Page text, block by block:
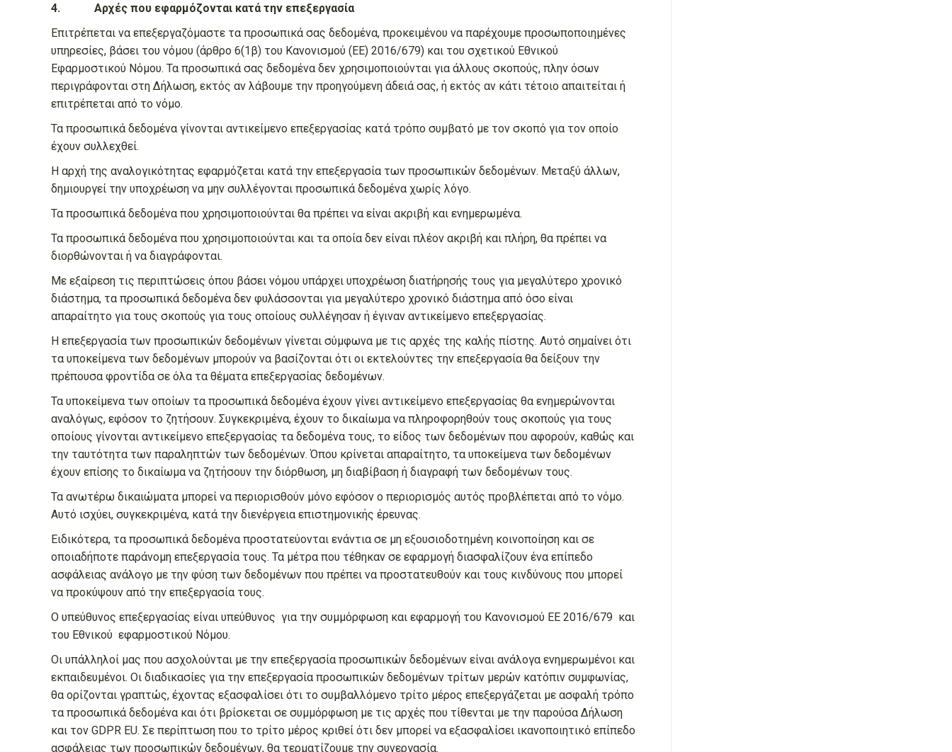
4. Αρχές που εφαρμόζονται κατά την επεξεργασία
Επιτρέπεται να επεξεργαζόμαστε τα προσωπικά σας δεδομένα, προκειμένου να παρέχουμε προσωποποιημένες
υπηρεσίες, βάσει του νόμου (άρθρο 6(1β) του Κανονισμού (ΕΕ) 2016/679) και του σχετικού Εθνικού
Εφαρμοστικού Νόμου. Τα προσωπικά σας δεδομένα δεν χρησιμοποιούνται για άλλους σκοπούς, πλην όσων
περιγράφονται στη Δήλωση, εκτός αν λάβουμε την προηγούμενη άδειά σας, ή εκτός αν κάτι τέτοιο απαιτείται ή
επιτρέπεται από το νόμο.
Τα προσωπικά δεδομένα γίνονται αντικείμενο επεξεργασίας κατά τρόπο συμβατό με τον σκοπό για τον οποίο
έχουν συλλεχθεί.
Η αρχή της αναλογικότητας εφαρμόζεται κατά την επεξεργασία των προσωπικών δεδομένων. Μεταξύ άλλων,
δημιουργεί την υποχρέωση να μην συλλέγονται προσωπικά δεδομένα χωρίς λόγο.
Τα προσωπικά δεδομένα που χρησιμοποιούνται θα πρέπει να είναι ακριβή και ενημερωμένα.
Τα προσωπικά δεδομένα που χρησιμοποιούνται και τα οποία δεν είναι πλέον ακριβή και πλήρη, θα πρέπει να
διορθώνονται ή να διαγράφονται.
Με εξαίρεση τις περιπτώσεις όπου βάσει νόμου υπάρχει υποχρέωση διατήρησής τους για μεγαλύτερο χρονικό
διάστημα, τα προσωπικά δεδομένα δεν φυλάσσονται για μεγαλύτερο χρονικό διάστημα από όσο είναι
απαραίτητο για τους σκοπούς για τους οποίους συλλέγησαν ή έγιναν αντικείμενο επεξεργασίας.
Η επεξεργασία των προσωπικών δεδομένων γίνεται σύμφωνα με τις αρχές της καλής πίστης. Αυτό σημαίνει ότι
τα υποκείμενα των δεδομένων μπορούν να βασίζονται ότι οι εκτελούντες την επεξεργασία θα δείξουν την
πρέπουσα φροντίδα σε όλα τα θέματα επεξεργασίας δεδομένων.
Τα υποκείμενα των οποίων τα προσωπικά δεδομένα έχουν γίνει αντικείμενο επεξεργασίας θα ενημερώνονται
αναλόγως, εφόσον το ζητήσουν. Συγκεκριμένα, έχουν το δικαίωμα να πληροφορηθούν τους σκοπούς για τους
οποίους γίνονται αντικείμενο επεξεργασίας τα δεδομένα τους, το είδος των δεδομένων που αφορούν, καθώς και
την ταυτότητα των παραληπτών των δεδομένων. Όπου κρίνεται απαραίτητο, τα υποκείμενα των δεδομένων
έχουν επίσης το δικαίωμα να ζητήσουν την διόρθωση, μη διαβίβαση ή διαγραφή των δεδομένων τους.
Τα ανωτέρω δικαιώματα μπορεί να περιορισθούν μόνο εφόσον ο περιορισμός αυτός προβλέπεται από το νόμο.
Αυτό ισχύει, συγκεκριμένα, κατά την διενέργεια επιστημονικής έρευνας.
Ειδικότερα, τα προσωπικά δεδομένα προστατεύονται ενάντια σε μη εξουσιοδοτημένη κοινοποίηση και σε
οποιαδήποτε παράνομη επεξεργασία τους. Τα μέτρα που τέθηκαν σε εφαρμογή διασφαλίζουν ένα επίπεδο
ασφάλειας ανάλογο με την φύση των δεδομένων που πρέπει να προστατευθούν και τους κινδύνους που μπορεί
να προκύψουν από την επεξεργασία τους.
Ο υπεύθυνος επεξεργασίας είναι υπεύθυνος για την συμμόρφωση και εφαρμογή του Κανονισμού ΕΕ 2016/679 και
του Εθνικού εφαρμοστικού Νόμου.
Οι υπάλληλοί μας που ασχολούνται με την επεξεργασία προσωπικών δεδομένων είναι ανάλογα ενημερωμένοι και
εκπαιδευμένοι. Οι διαδικασίες για την επεξεργασία προσωπικών δεδομένων τρίτων μερών κατόπιν συμφωνίας,
θα ορίζονται γραπτώς, έχοντας εξασφαλίσει ότι το συμβαλλόμενο τρίτο μέρος επεξεργάζεται με ασφαλή τρόπο
τα προσωπικά δεδομένα και ότι βρίσκεται σε συμμόρφωση με τις αρχές που τίθενται με την παρούσα Δήλωση
και τον GDPR EU. Σε περίπτωση που το τρίτο μέρος κριθεί ότι δεν μπορεί να εξασφαλίσει ικανοποιητικό επίπεδο
ασφάλειας των προσωπικών δεδομένων, θα τερματίζουμε την συνεργασία.